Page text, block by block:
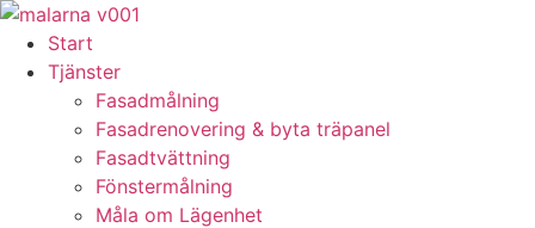
Skip
content
Start
Tjänster
Fasadmålning
Fasadrenovering & byta träpanel
Fasadtvättning
Fönstermålning
Måla om Lägenhet